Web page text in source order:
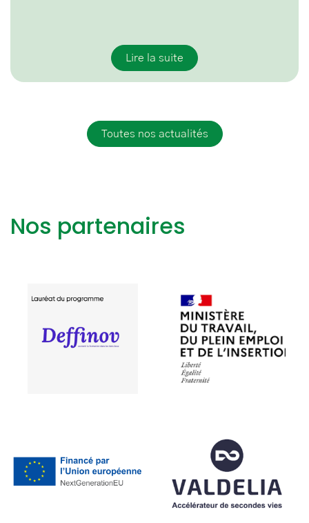
Lire la suite
Toutes nos actualités
Nos partenaires